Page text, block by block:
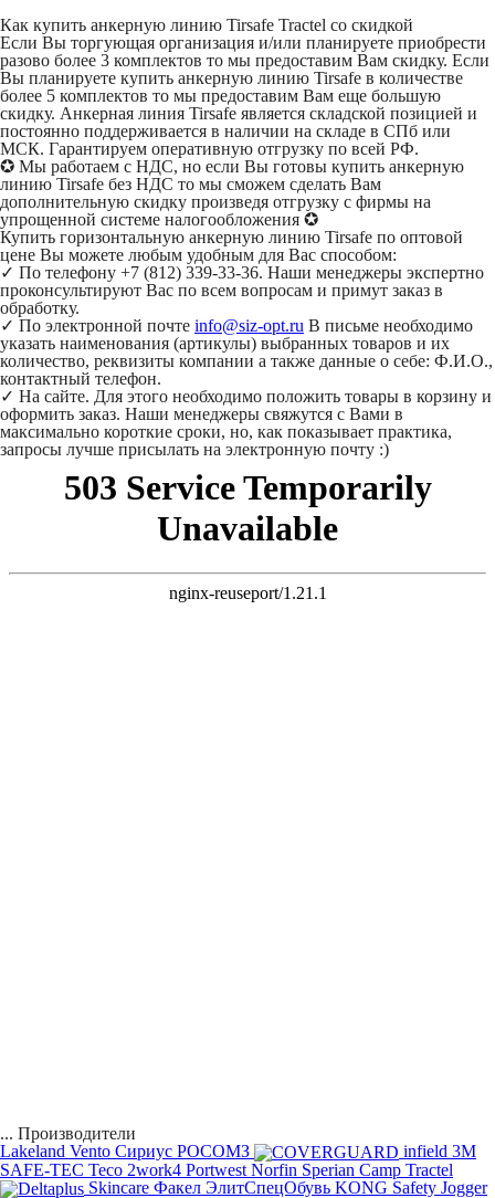
Как купить анкерную линию Tirsafe Tractel со скидкой
Если Вы торгующая организация и/или планируете приобрести
разово более 3 комплектов то мы предоставим Вам скидку. Если
Вы планируете купить анкерную линию Tirsafe в количестве
более 5 комплектов то мы предоставим Вам еще большую
скидку. Анкерная линия Tirsafe является складской позицией и
постоянно поддерживается в наличии на складе в СПб или
МСК. Гарантируем оперативную отгрузку по всей РФ.
✪ Мы работаем с НДС, но если Вы готовы купить анкерную
линию Tirsafe без НДС то мы сможем сделать Вам
дополнительную скидку произведя отгрузку с фирмы на
упрощенной системе налогообложения ✪
Купить горизонтальную анкерную линию Tirsafe по оптовой
цене Вы можете любым удобным для Вас способом:
✓ По телефону +7 (812) 339-33-36. Наши менеджеры экспертно
проконсультируют Вас по всем вопросам и примут заказ в
обработку.
✓ По электронной почте info@siz-opt.ru В письме необходимо
указать наименования (артикулы) выбранных товаров и их
количество, реквизиты компании а также данные о себе: Ф.И.О.,
контактный телефон.
✓ На сайте. Для этого необходимо положить товары в корзину и
оформить заказ. Наши менеджеры свяжутся с Вами в
максимально короткие сроки, но, как показывает практика,
запросы лучше присылать на электронную почту :)
... Производители
Lakeland Vento Сириус РОСОМЗ infield 3M
SAFE-TEC Teco 2work4 Portwest Norfin Sperian Camp Tractel
Skincare Факел ЭлитСпецОбувь KONG Safety Jogger